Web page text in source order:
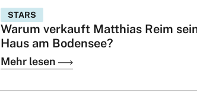
STARS
Warum verkauft Matthias Reim
Haus am Bodensee?
Mehr lesen